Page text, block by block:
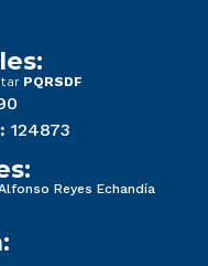
PQRSDF
124873
Reyes Echandía